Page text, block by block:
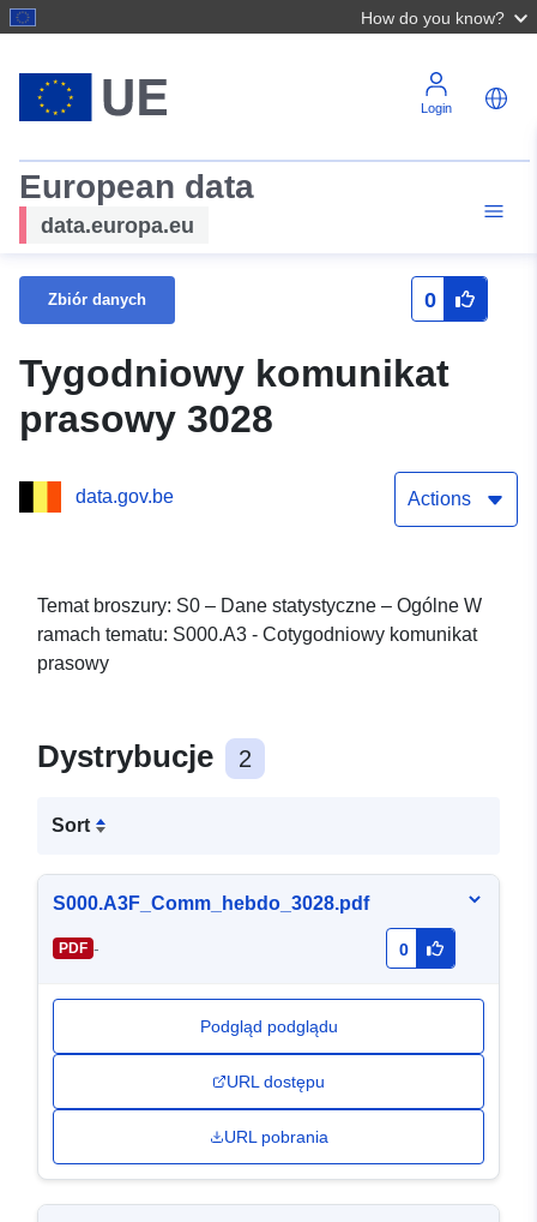
How do you know?
Login
European data
data.europa.eu
Zbiór danych 0
Tygodniowy komunikat
prasowy 3028
data.gov.be Actions
Temat broszury: S0 – Dane statystyczne – Ogólne W
ramach tematu: S000.A3 - Cotygodniowy komunikat
prasowy
Dystrybucje 2
Sort
S000.A3F_Comm_hebdo_3028.pdf
PDF - 0
Podgląd podglądu
URL dostępu
URL pobrania